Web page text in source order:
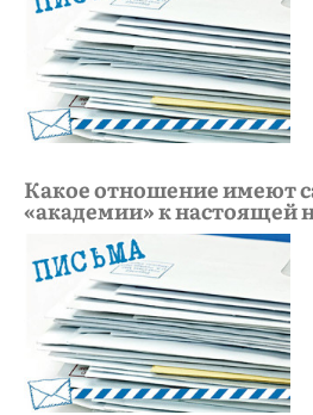
Какое отношение имеют
«академии» к настоящей